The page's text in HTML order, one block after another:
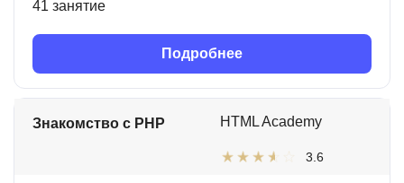
41 занятие
Подробнее
Знакомство с PHP HTML Academy
3.6